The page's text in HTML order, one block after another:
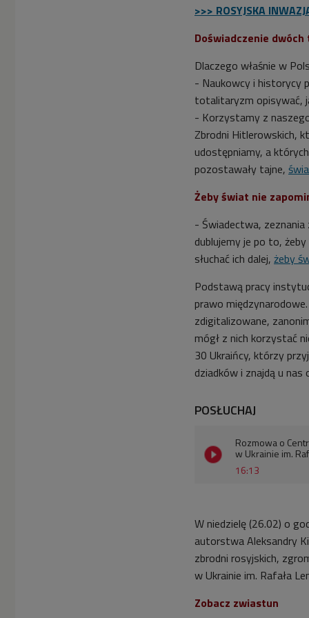
>>> ROSYJSKA
Doświadczenie
Dlaczego właśnie w
- Naukowcy i historycy
totalitaryzm opisywać,
- Korzystamy z
Zbrodni Hitlerowskich,
udostępniamy, a
pozostawały tajne,
Żeby świat nie
- Świadectwa,
dublujemy je po to,
słuchać ich dalej, żeby
Podstawą pracy
prawo
zdigitalizowane,
mógł z nich korzystać
30 Ukraińcy, którzy
dziadków i znajdą u nas
POSŁUCHAJ
16:13
Rozmowa o
w Ukrainie im.
W niedzielę (26.02) o
autorstwa Aleksandry
zbrodni rosyjskich,
w Ukrainie im. Rafała
Zobacz zwiastun